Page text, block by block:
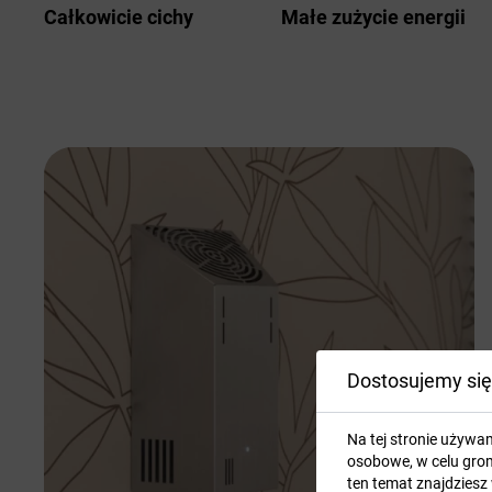
Całkowicie cichy Małe zużycie energii
Dostosujemy
Na tej stronie
osobowe, w celu
ten temat znajdziesz